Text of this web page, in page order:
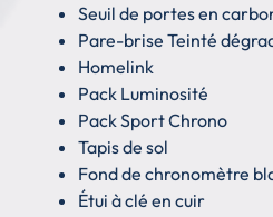
Seuil de portes en
Pare-brise Teinté
Homelink
Pack Luminosité
Pack Sport Chrono
Tapis de sol
Fond de chronomètre
Étui à clé en cuir